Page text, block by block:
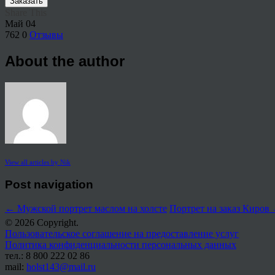
Май 04
762 0 Отзывы
About the author
View all articles by Nik
Post navigation
← Мужской портрет маслом на холсте Портрет на заказ Киров
© 2026 Copyright.
Пользовательское соглашение на предоставление услуг
Политика конфиденциальности персональных данных
тел.: 8 800 222 02 86
mail: holst143@mail.ru